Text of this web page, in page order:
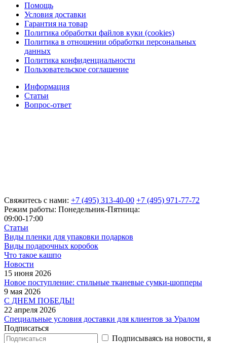
Помощь
Условия доставки
Гарантия на товар
Политика обработки файлов куки (cookies)
Политика в отношении обработки персональных
данных
Политика конфиденциальности
Пользовательское соглашение
Информация
Статьи
Вопрос-ответ
Свяжитесь с нами: +7 (495) 313-40-00 +7 (495) 971-77-72
Режим работы: Понедельник-Пятница:
09:00-17:00
Статьи
Виды пленки для упаковки подарков
Виды подарочных коробок
Что такое кашпо
Новости
15 июня 2026
Новое поступление: стильные тканевые сумки-шопперы
9 мая 2026
С ДНЕМ ПОБЕДЫ!
22 апреля 2026
Специальные условия доставки для клиентов за Уралом
Подписаться
Подписываясь на новости, я